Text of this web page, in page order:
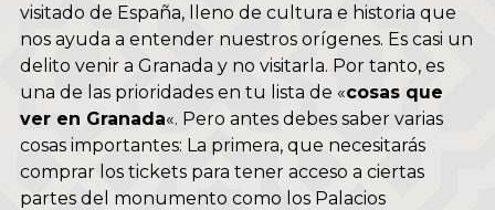
visitado de España, lleno de cultura e historia que
nos ayuda a entender nuestros orígenes. Es casi un
delito venir a Granada y no visitarla. Por tanto, es
una de las prioridades en tu lista de «cosas que
ver en Granada«. Pero antes debes saber varias
cosas importantes: La primera, que necesitarás
comprar los tickets para tener acceso a ciertas
partes del monumento como los Palacios